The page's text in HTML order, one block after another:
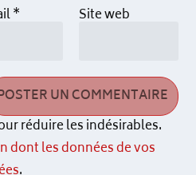
* Site web
réduire les indésirables.
dont les données de vos